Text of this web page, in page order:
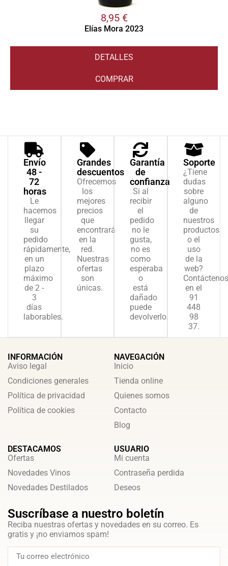
8,95 €
Elías Mora 2023
DETALLES
COMPRAR
Envío
48 -
72
horas
Le
hacemos
llegar
su
pedido
rápidamente,
en un
plazo
máximo
de 2 -
3
días
laborables.
Grandes
descuentos
Ofrecemos
los
mejores
precios
que
encontrará
en la
red.
Nuestras
ofertas
son
únicas.
Garantía
de
confianza
Si al
recibir
el
pedido
no le
gusta,
no es
como
esperaba
o
está
dañado
puede
devolverlo.
Soporte
¿Tiene
dudas
sobre
alguno
de
nuestros
productos
o el
uso
de la
web?
Contáctenos
en el
91
448
98
37.
INFORMACIÓN
Aviso legal
Condiciones generales
Política de privacidad
Política de cookies
NAVEGACIÓN
Inicio
Tienda online
Quienes somos
Contacto
Blog
DESTACAMOS
Ofertas
Novedades Vinos
Novedades Destilados
USUARIO
Mi cuenta
Contraseña perdida
Deseos
Suscríbase a nuestro boletín
Reciba nuestras ofertas y novedades en su correo. Es
gratis y ¡no enviamos spam!